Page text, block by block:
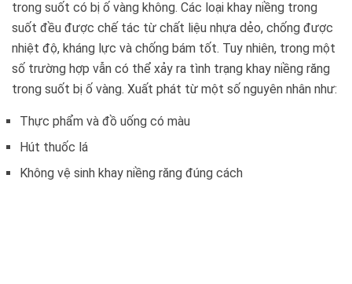
trong suốt có bị ố vàng không. Các loại khay niềng trong
suốt đều được chế tác từ chất liệu nhựa dẻo, chống được
nhiệt độ, kháng lực và chống bám tốt. Tuy nhiên, trong một
số trường hợp vẫn có thể xảy ra tình trạng khay niềng răng
trong suốt bị ố vàng. Xuất phát từ một số nguyên nhân như:
Thực phẩm và đồ uống có màu
Hút thuốc lá
Không vệ sinh khay niềng răng đúng cách